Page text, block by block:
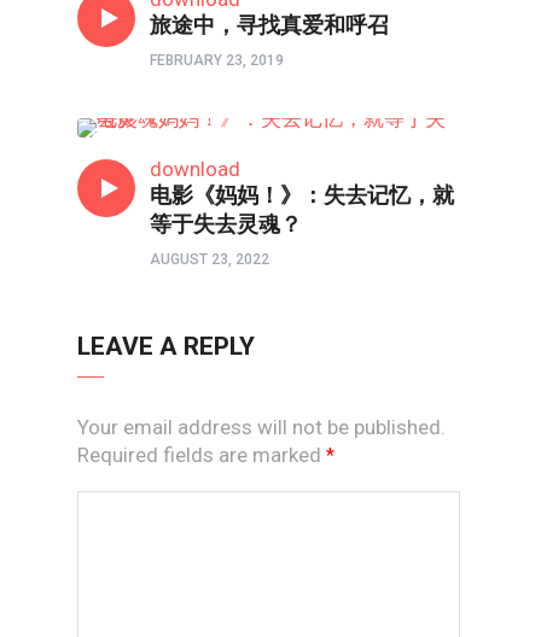
旅途中，寻找真爱和呼召
FEBRUARY 23, 2019
download
电影《妈妈！》：失去记忆，就
等于失去灵魂？
AUGUST 23, 2022
LEAVE A REPLY
Your email address will not be published.
Required fields are marked *